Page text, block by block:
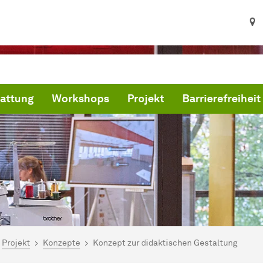
Workshops Projekt Barrierefreiheit
hier:
Projekt Konzepte Konzept zur didaktischen Gestaltung